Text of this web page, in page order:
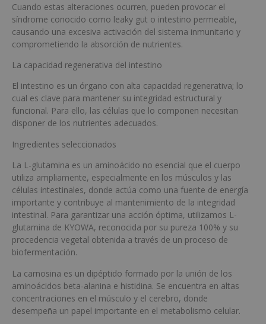
Cuando estas alteraciones ocurren, pueden provocar el
síndrome conocido como leaky gut o intestino permeable,
causando una excesiva activación del sistema inmunitario y
comprometiendo la absorción de nutrientes.
La capacidad regenerativa del intestino
El intestino es un órgano con alta capacidad regenerativa; lo
cual es clave para mantener su integridad estructural y
funcional. Para ello, las células que lo componen necesitan
disponer de los nutrientes adecuados.
Ingredientes seleccionados
La L-glutamina es un aminoácido no esencial que el cuerpo
utiliza ampliamente, especialmente en los músculos y las
células intestinales, donde actúa como una fuente de energía
importante y contribuye al mantenimiento de la integridad
intestinal. Para garantizar una acción óptima, utilizamos L-
glutamina de KYOWA, reconocida por su pureza 100% y su
procedencia vegetal obtenida a través de un proceso de
biofermentación.
La carnosina es un dipéptido formado por la unión de los
aminoácidos beta-alanina e histidina. Se encuentra en altas
concentraciones en el músculo y el cerebro, donde
desempeña un papel importante en el metabolismo celular.